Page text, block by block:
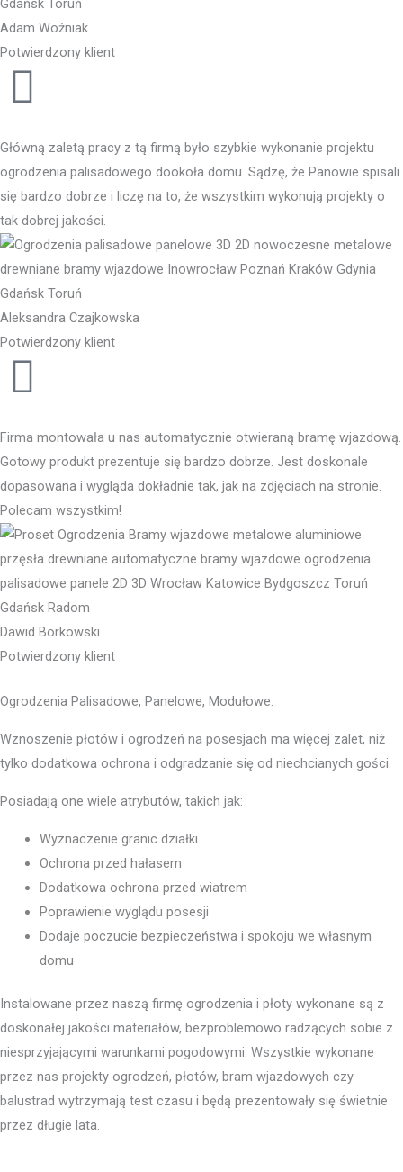
Adam Woźniak
Potwierdzony klient
Główną zaletą pracy z tą firmą było szybkie wykonanie projektu
ogrodzenia palisadowego dookoła domu. Sądzę, że Panowie spisali
się bardzo dobrze i liczę na to, że wszystkim wykonują projekty o
tak dobrej jakości.
Aleksandra Czajkowska
Potwierdzony klient
Firma montowała u nas automatycznie otwieraną bramę wjazdową.
Gotowy produkt prezentuje się bardzo dobrze. Jest doskonale
dopasowana i wygląda dokładnie tak, jak na zdjęciach na stronie.
Polecam wszystkim!
Dawid Borkowski
Potwierdzony klient
Ogrodzenia Palisadowe, Panelowe, Modułowe.
Wznoszenie płotów i ogrodzeń na posesjach ma więcej zalet, niż
tylko dodatkowa ochrona i odgradzanie się od niechcianych gości.
Posiadają one wiele atrybutów, takich jak:
Wyznaczenie granic działki
Ochrona przed hałasem
Dodatkowa ochrona przed wiatrem
Poprawienie wyglądu posesji
Dodaje poczucie bezpieczeństwa i spokoju we własnym
domu
Instalowane przez naszą firmę ogrodzenia i płoty wykonane są z
doskonałej jakości materiałów, bezproblemowo radzących sobie z
niesprzyjającymi warunkami pogodowymi. Wszystkie wykonane
przez nas projekty ogrodzeń, płotów, bram wjazdowych czy
balustrad wytrzymają test czasu i będą prezentowały się świetnie
przez długie lata.